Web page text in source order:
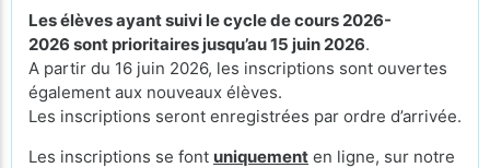
Les élèves ayant suivi le cycle de cours 2026-
2026 sont prioritaires jusqu’au 15 juin 2026.
A partir du 16 juin 2026, les inscriptions sont ouvertes
également aux nouveaux élèves.
Les inscriptions seront enregistrées par ordre d’arrivée.
Les inscriptions se font uniquement en ligne, sur notre